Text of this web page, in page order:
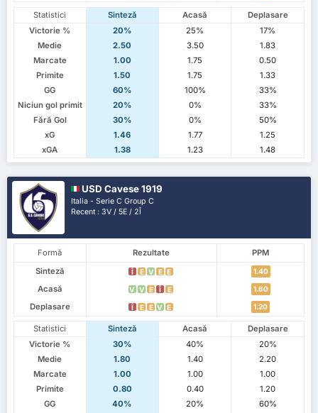
Statistici Sinteză Acasă
Deplasare
Victorie %
20% 25%
17%
Medie
2.50 3.50
1.83
Marcate
1.00 1.75
0.50
Primite
1.50 1.75
1.33
GG
60% 100%
33%
Niciun gol primit
20% 0%
33%
Fără Gol
30% 0%
50%
xG
1.46 1.77
1.25
xGA
1.38 1.23 1.48
USD Cavese 1919
Italia - Serie C Group C
Recent : 3V / 5E / 2Î
Formă Rezultate
PPM
Sinteză
Î E V E E 1.40
Acasă V V E Î E 1.60
Deplasare Î E E V E 1.20
Statistici Sinteză Acasă
Deplasare
Victorie %
30% 40%
20%
Medie
1.80 1.40
2.20
Marcate
1.00 1.00
1.00
Primite
0.80 0.40
1.20
GG
40% 20%
60%